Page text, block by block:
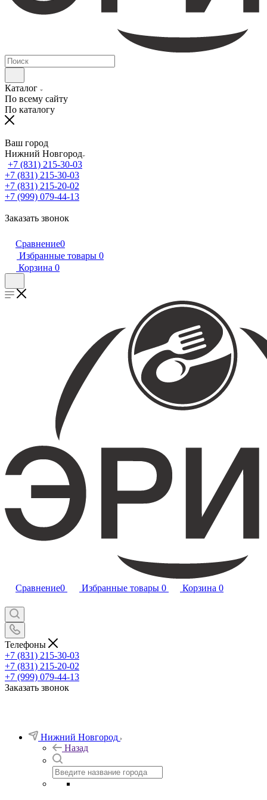
Каталог
По всему сайту
По каталогу
Ваш город
Нижний Новгород
+7 (831) 215-30-03
+7 (831) 215-30-03
+7 (831) 215-20-02
+7 (999) 079-44-13
Заказать звонок
Сравнение0
Избранные товары 0
Корзина 0
Сравнение0 Избранные товары 0 Корзина 0
Телефоны
+7 (831) 215-30-03
+7 (831) 215-20-02
+7 (999) 079-44-13
Заказать звонок
Нижний Новгород
Назад